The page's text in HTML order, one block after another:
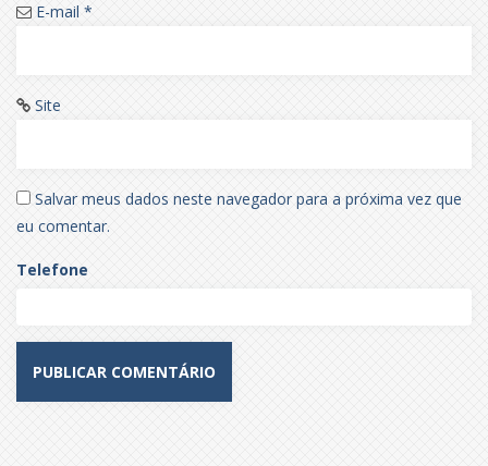
E-mail *
Site
Salvar meus dados neste navegador para a próxima vez que
eu comentar.
Telefone